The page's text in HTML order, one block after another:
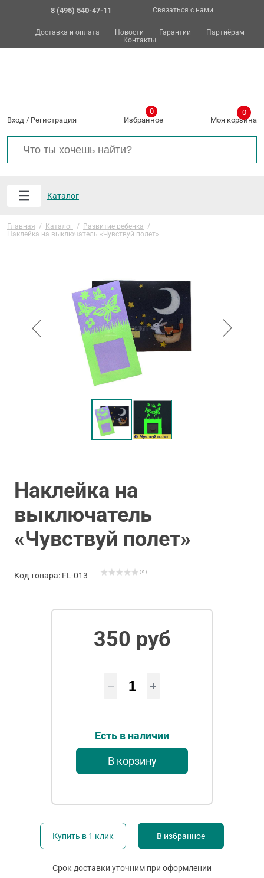
8 (495) 540-47-11 Связаться с нами
Доставка и оплата Новости Гарантии
Партнёрам
Контакты
Вход / Регистрация Избранное
0
Моя корзина
0
Каталог
Главная / Каталог / Развитие ребенка /
Наклейка на выключатель «Чувствуй полет»
Наклейка на
выключатель
«Чувствуй полет»
Код товара: FL-013 ( 0 )
350 руб
Есть в наличии
В корзину
Купить в 1 клик В избранное
Срок доставки уточним при оформлении